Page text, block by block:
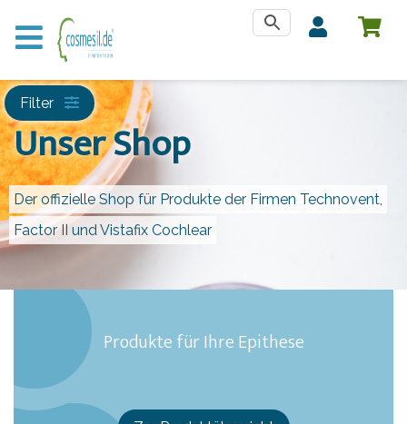
Unser Shop
Der offizielle Shop für Produkte der Firmen Technovent,
Factor II und Vistafix Cochlear
Produkte für Ihre Epithese
Filter